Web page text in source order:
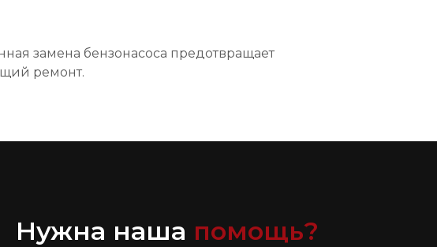
замена бензонасоса предотвращает
ремонт.
Нужна наша помощь?